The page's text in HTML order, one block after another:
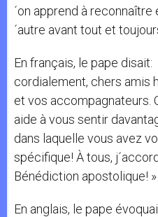
´on apprend à reconnaître
´autre avant tout et
En français, le pape
cordialement, chers amis
et vos accompagnateurs.
aide à vous sentir
dans laquelle vous avez
spécifique! À tous,
Bénédiction apostolique! »
En anglais, le pape